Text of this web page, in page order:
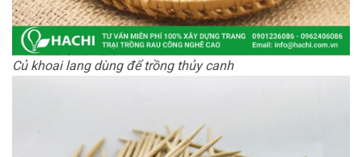
Củ khoai lang dùng để trồng thủy canh